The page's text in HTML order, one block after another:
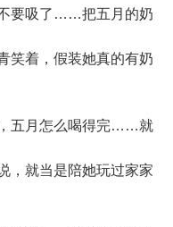
吸了……把五月的奶
着，假装她真的有奶
月怎么喝得完……就
，就当是陪她玩过家家